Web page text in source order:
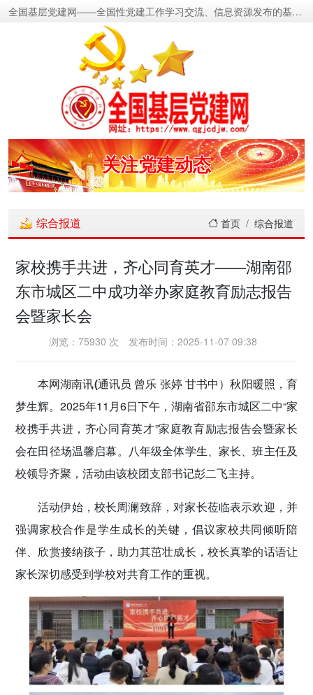
全国基层党建网——全国性党建工作学习交流、信息资源发布的基层党建新闻门户网
密切党群关系
传递党的声音
关注党建动态
传播党建理论
密切党群关系
传递党的声音
综合报道 首页 综合报道
家校携手共进，齐心同育英才——湖南邵
东市城区二中成功举办家庭教育励志报告
会暨家长会
浏览：75930 次 发布时间：2025-11-07 09:38
本网湖南讯(通讯员 曾乐 张婷 甘书中）秋阳暖照，育
梦生辉。2025年11月6日下午，湖南省邵东市城区二中“家
校携手共进，齐心同育英才”家庭教育励志报告会暨家长
会在田径场温馨启幕。八年级全体学生、家长、班主任及
校领导齐聚，活动由该校团支部书记彭二飞主持。
活动伊始，校长周澜致辞，对家长莅临表示欢迎，并
强调家校合作是学生成长的关键，倡议家校共同倾听陪
伴、欣赏接纳孩子，助力其茁壮成长，校长真挚的话语让
家长深切感受到学校对共育工作的重视。